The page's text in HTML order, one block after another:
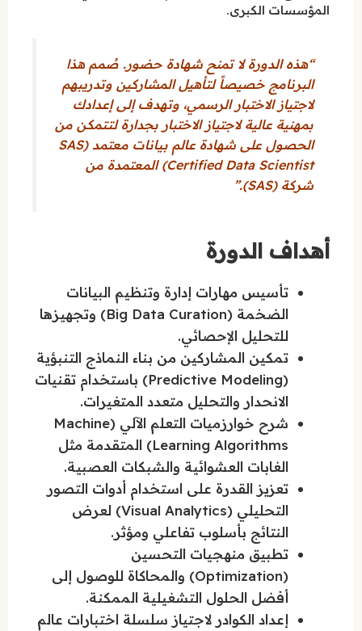
المؤسسات الكبرى.
“هذه الدورة لا تمنح شهادة حضور. صُمم هذا
البرنامج خصيصاً لتأهيل المشاركين وتدريبهم
لاجتياز الاختبار الرسمي، وتهدف إلى إعدادك
بمهنية عالية لاجتياز الاختبار بجدارة لتتمكن من
الحصول على شهادة عالم بيانات معتمد (SAS
Certified Data Scientist) المعتمدة من
شركة (SAS).”
أهداف الدورة
تأسيس مهارات إدارة وتنظيم البيانات
الضخمة (Big Data Curation) وتجهيزها
للتحليل الإحصائي.
تمكين المشاركين من بناء النماذج التنبؤية
(Predictive Modeling) باستخدام تقنيات
الانحدار والتحليل متعدد المتغيرات.
شرح خوارزميات التعلم الآلي (Machine
Learning Algorithms) المتقدمة مثل
الغابات العشوائية والشبكات العصبية.
تعزيز القدرة على استخدام أدوات التصور
التحليلي (Visual Analytics) لعرض
النتائج بأسلوب تفاعلي ومؤثر.
تطبيق منهجيات التحسين
(Optimization) والمحاكاة للوصول إلى
أفضل الحلول التشغيلية الممكنة.
إعداد الكوادر لاجتياز سلسلة اختبارات عالم